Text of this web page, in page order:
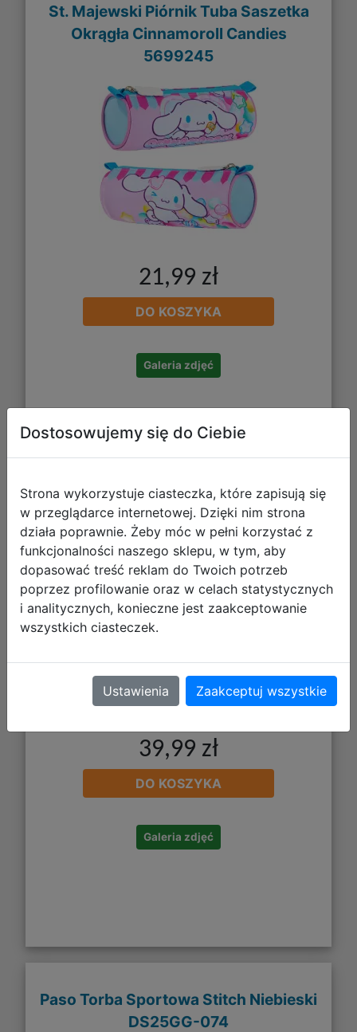
St. Majewski Piórnik Tuba Saszetka
Okrągła Cinnamoroll Candies
5699245
21,99 zł
DO KOSZYKA
Galeria zdjęć
CoolPack Bidon 750ml Kuromi
15246PTR
39,99 zł
DO KOSZYKA
Galeria zdjęć
Paso Torba Sportowa Stitch Niebieski
DS25GG-074
Dostosowujemy się do Ciebie
Strona wykorzystuje ciasteczka, które zapisują się
w przeglądarce internetowej. Dzięki nim strona
działa poprawnie. Żeby móc w pełni korzystać z
funkcjonalności naszego sklepu, w tym, aby
dopasować treść reklam do Twoich potrzeb
poprzez profilowanie oraz w celach statystycznych
i analitycznych, konieczne jest zaakceptowanie
wszystkich ciasteczek.
Ustawienia Zaakceptuj wszystkie